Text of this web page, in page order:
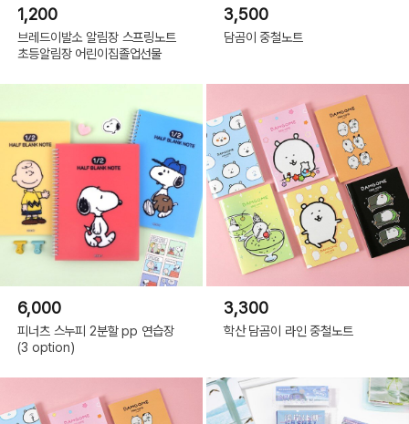
1,200
브레드이발소 알림장 스프링노트
초등알림장 어린이집졸업선물
3,500
담곰이 중철노트
6,000
피너츠 스누피 2분할 pp 연습장
(3 option)
3,300
학산 담곰이 라인 중철노트